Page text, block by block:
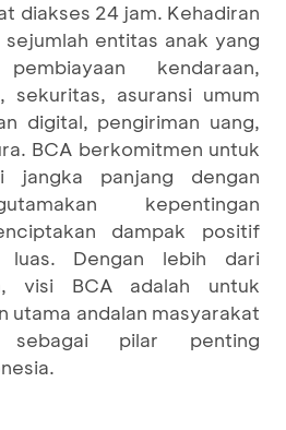
diakses 24 jam. Kehadiran
entitas anak yang
kendaraan,
sekuritas, asuransi umum
digital, pengiriman uang,
BCA berkomitmen untuk
jangka panjang dengan
kepentingan
dampak positif
luas. Dengan lebih dari
visi BCA adalah untuk
utama andalan masyarakat
pilar penting